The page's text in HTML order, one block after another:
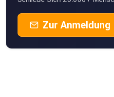
Zur Anmeldung